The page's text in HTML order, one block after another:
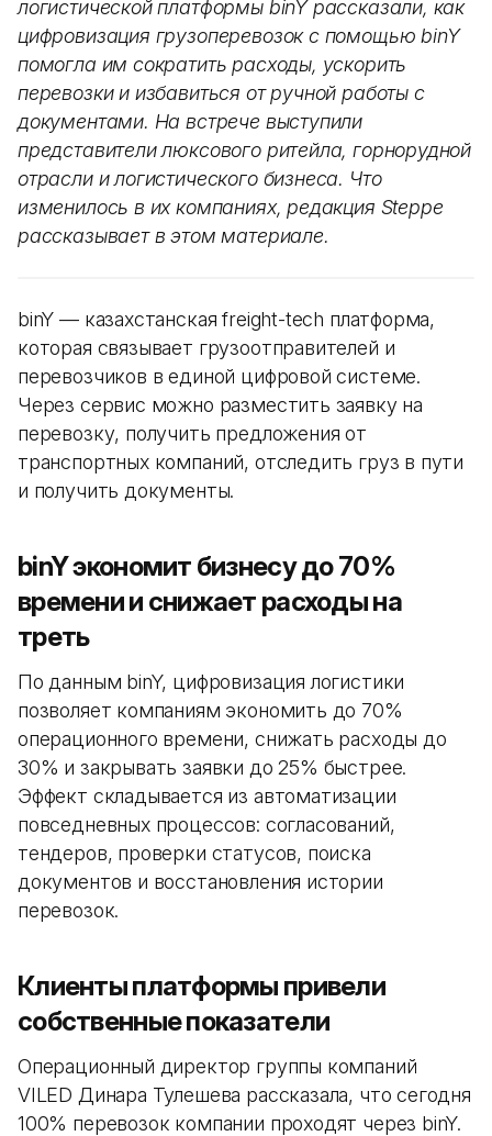
логистической платформы binY рассказали, как
цифровизация грузоперевозок с помощью binY
помогла им сократить расходы, ускорить
перевозки и избавиться от ручной работы с
документами. На встрече выступили
представители люксового ритейла, горнорудной
отрасли и логистического бизнеса. Что
изменилось в их компаниях, редакция Steppe
рассказывает в этом материале.
binY — казахстанская freight-tech платформа,
которая связывает грузоотправителей и
перевозчиков в единой цифровой системе.
Через сервис можно разместить заявку на
перевозку, получить предложения от
транспортных компаний, отследить груз в пути
и получить документы.
binY экономит бизнесу до 70%
времени и снижает расходы на
треть
По данным binY, цифровизация логистики
позволяет компаниям экономить до 70%
операционного времени, снижать расходы до
30% и закрывать заявки до 25% быстрее.
Эффект складывается из автоматизации
повседневных процессов: согласований,
тендеров, проверки статусов, поиска
документов и восстановления истории
перевозок.
Клиенты платформы привели
собственные показатели
Операционный директор группы компаний
VILED Динара Тулешева рассказала, что сегодня
100% перевозок компании проходят через binY.